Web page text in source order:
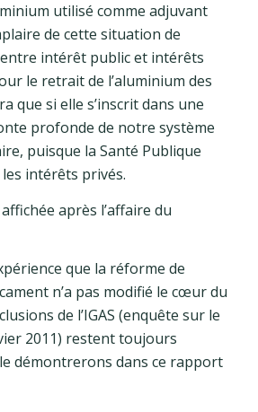
utilisé comme adjuvant
de cette situation de
intérêt public et intérêts
le retrait de l’aluminium des
que si elle s’inscrit dans une
profonde de notre système
puisque la Santé Publique
intérêts privés.
après l’affaire du
que la réforme de
n’a pas modifié le cœur du
de l’IGAS (enquête sur le
2011) restent toujours
démontrerons dans ce rapport